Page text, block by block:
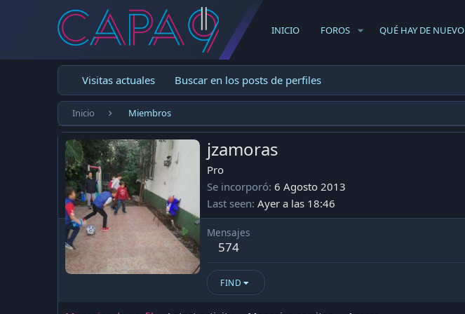
INICIO FOROS QUÉ HAY DE NUEVO
Visitas actuales Buscar en los posts de perfiles
Inicio Miembros
jzamoras
Pro
Se incorporó 6 Agosto 2013
Last seen Ayer a las 18:46
Mensajes
574
FIND